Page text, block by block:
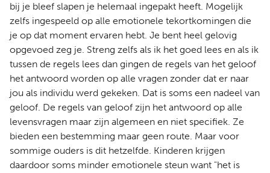
bij je bleef slapen je helemaal ingepakt heeft. Mogelijk
zelfs ingespeeld op alle emotionele tekortkomingen die
je op dat moment ervaren hebt. Je bent heel gelovig
opgevoed zeg je. Streng zelfs als ik het goed lees en als ik
tussen de regels lees dan gingen de regels van het geloof
het antwoord worden op alle vragen zonder dat er naar
jou als individu werd gekeken. Dat is soms een nadeel van
geloof. De regels van geloof zijn het antwoord op alle
levensvragen maar zijn algemeen en niet specifiek. Ze
bieden een bestemming maar geen route. Maar voor
sommige ouders is dit hetzelfde. Kinderen krijgen
daardoor soms minder emotionele steun want "het is